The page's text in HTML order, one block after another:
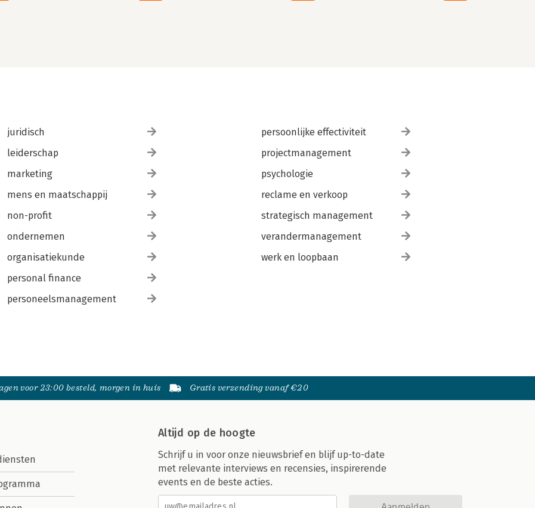
juridisch
leiderschap
marketing
mens en maatschappij
non-profit
ondernemen
organisatiekunde
personal finance
personeelsmanagement
persoonlijke effectiviteit
projectmanagement
psychologie
reclame en verkoop
strategisch management
verandermanagement
werk en loopbaan
voor 23:00 besteld, morgen in huis Gratis verzending vanaf €20
Altijd op de hoogte
Schrijf u in voor onze nieuwsbrief en blijf up-to-date
met relevante interviews en recensies, inspirerende
events en de beste acties.